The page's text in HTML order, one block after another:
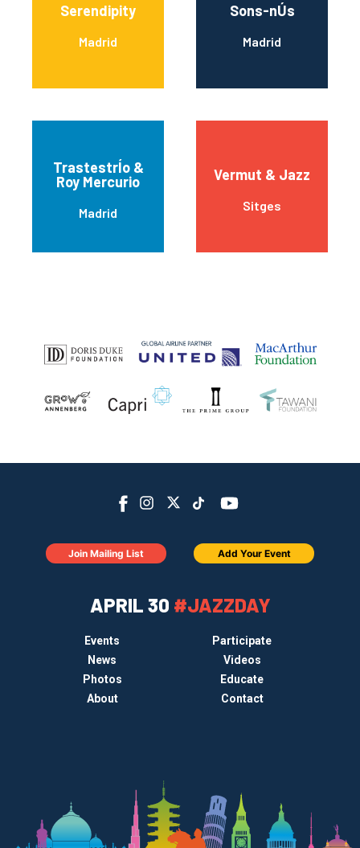
Serendipity
Madrid
Sons-nÚs
Madrid
TrastestrÍo &
Roy Mercurio
Madrid
Vermut & Jazz
Sitges
APRIL 30 #JAZZDAY
Events
Participate
News
Videos
Photos
Educate
About
Contact
Join Mailing List Add Your Event